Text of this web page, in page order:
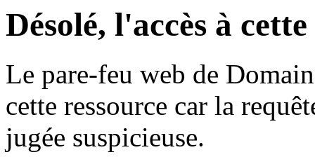
Désolé, l'accès à
Le pare-feu web de
cette ressource car la
jugée suspicieuse.